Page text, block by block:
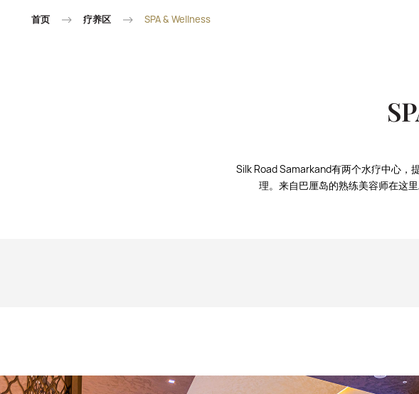
首页 疗养区 SPA & Wellness
Silk Road Samarkand有两个水疗中心，
理。来自巴厘岛的熟练美容师在这